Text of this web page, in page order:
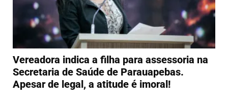
Vereadora indica a filha para assessoria na
Secretaria de Saúde de Parauapebas.
Apesar de legal, a atitude é imoral!